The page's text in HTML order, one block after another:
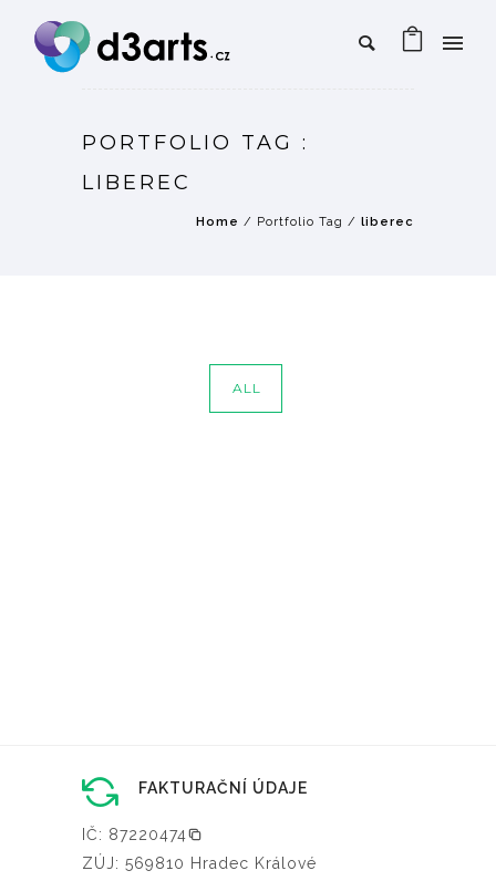
PORTFOLIO TAG :
LIBEREC
Home / Portfolio Tag / liberec
ALL
FAKTURAČNÍ ÚDAJE
IČ: 87220474
ZÚJ: 569810 Hradec Králové